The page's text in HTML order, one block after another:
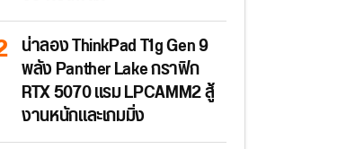
น่าลอง ThinkPad T1g Gen 9
พลัง Panther Lake กราฟิก
RTX 5070 แรม LPCAMM2 สู้
งานหนักและเกมมิ่ง